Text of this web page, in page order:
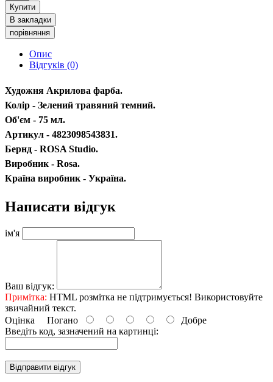
Купити
В закладки
порівняння
Опис
Відгуків (0)
Художня Акрилова фарба.
Колір - Зелений травяний темний.
Об'єм - 75 мл.
Артикул - 4823098543831.
Бернд - ROSA Studio.
Виробник - Rosa.
Країна виробник - Україна.
Написати відгук
ім'я
Ваш відгук:
Примітка: HTML розмітка не підтримується! Використовуйте
звичайний текст.
Оцінка Погано
Добре
Введіть код, зазначений на картинці:
Відправити відгук